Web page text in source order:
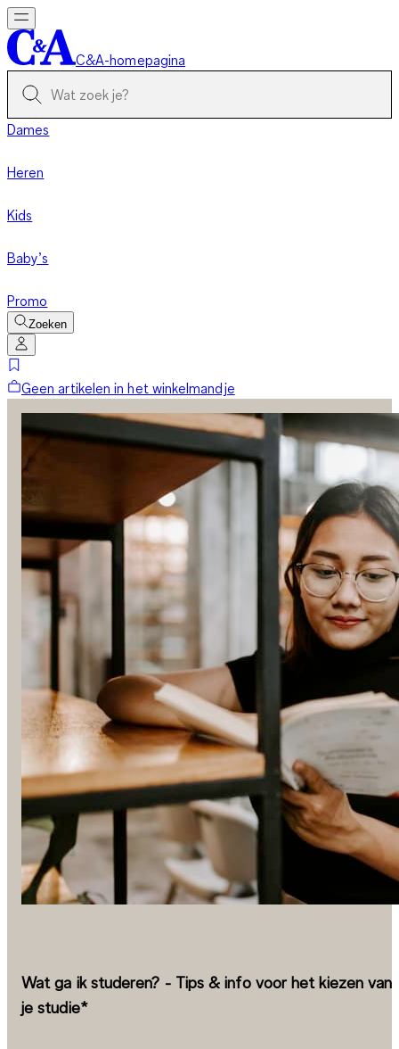
C&A-homepagina
Dames
Heren
Kids
Baby’s
Promo
Zoeken
Geen artikelen in het winkelmandje
Wat ga ik studeren? - Tips & info voor het kiezen van
je studie*